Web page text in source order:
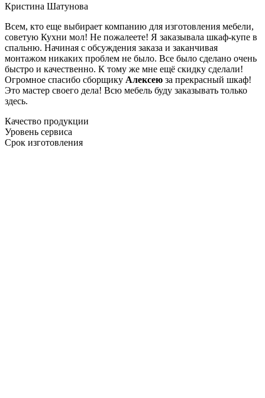
Кристина Шатунова
Всем, кто еще выбирает компанию для изготовления мебели,
советую Кухни мол! Не пожалеете! Я заказывала шкаф-купе в
спальню. Начиная с обсуждения заказа и заканчивая
монтажом никаких проблем не было. Все было сделано очень
быстро и качественно. К тому же мне ещё скидку сделали!
Огромное спасибо сборщику Алексею за прекрасный шкаф!
Это мастер своего дела! Всю мебель буду заказывать только
здесь.
Качество продукции
Уровень сервиса
Срок изготовления